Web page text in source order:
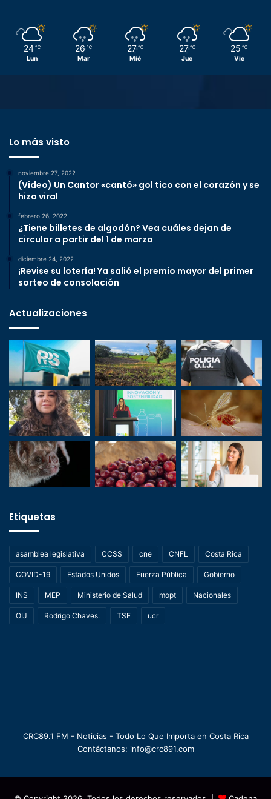
24 ℃
Lun
26 ℃
Mar
27 ℃
Mié
27 ℃
Jue
25 ℃
Vie
Lo más visto
noviembre 27, 2022
(Video) Un Cantor «cantó» gol tico con el corazón y se
hizo viral
febrero 26, 2022
¿Tiene billetes de algodón? Vea cuáles dejan de
circular a partir del 1 de marzo
diciembre 24, 2022
¡Revise su lotería! Ya salió el premio mayor del primer
sorteo de consolación
Actualizaciones
Etiquetas
asamblea legislativa CCSS cne CNFL Costa Rica
COVID-19 Estados Unidos Fuerza Pública Gobierno
INS MEP Ministerio de Salud mopt Nacionales
OIJ Rodrigo Chaves. TSE ucr
CRC89.1 FM - Noticias - Todo Lo Que Importa en Costa Rica
Contáctanos: info@crc891.com